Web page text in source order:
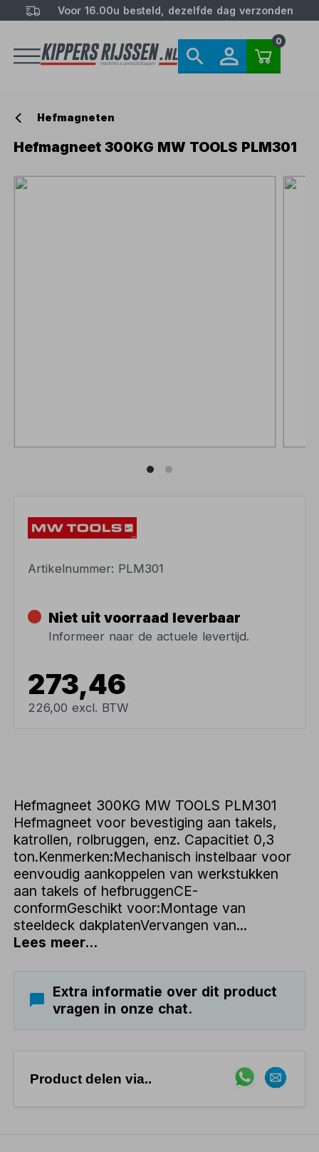
Voor 16.00u besteld, dezelfde dag verzonden
0
Hefmagneten
Hefmagneet 300KG MW TOOLS PLM301
Artikelnummer: PLM301
Niet uit voorraad leverbaar
Informeer naar de actuele levertijd.
273,46
226,00 excl. BTW
Hefmagneet 300KG MW TOOLS PLM301
Hefmagneet voor bevestiging aan takels,
katrollen, rolbruggen, enz. Capacitiet 0,3
ton.Kenmerken:Mechanisch instelbaar voor
eenvoudig aankoppelen van werkstukken
aan takels of hefbruggenCE-
conformGeschikt voor:Montage van
steeldeck dakplatenVervangen van...
Lees meer...
Extra informatie over dit product
vragen in onze chat.
Product delen via..